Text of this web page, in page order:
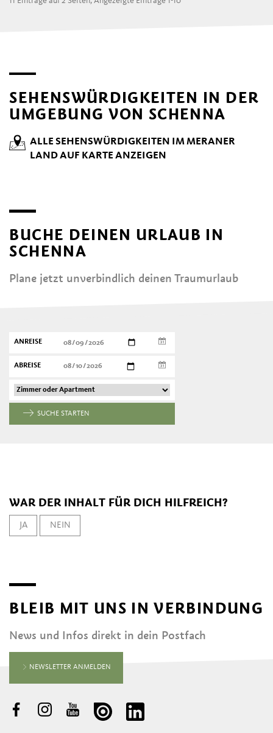
SEHENSWÜRDIGKEITEN IN DER
UMGEBUNG VON SCHENNA
ALLE SEHENSWÜRDIGKEITEN IM MERANER
LAND AUF KARTE ANZEIGEN
BUCHE DEINEN URLAUB IN
SCHENNA
Plane jetzt unverbindlich deinen Traumurlaub
ANREISE
ABREISE
SUCHE STARTEN
WAR DER INHALT FÜR DICH HILFREICH?
JA NEIN
BLEIB MIT UNS IN VERBINDUNG
News und Infos direkt in dein Postfach
NEWSLETTER ANMELDEN